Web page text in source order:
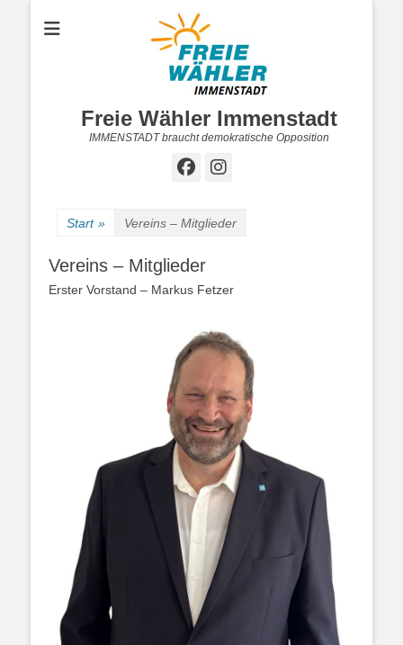
Freie Wähler Immenstadt
IMMENSTADT braucht demokratische Opposition
Facebook
Instagram
Start » Vereins – Mitglieder
Vereins – Mitglieder
Erster Vorstand – Markus Fetzer